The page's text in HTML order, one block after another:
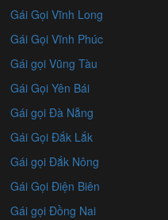
Gái Gọi Vĩnh Long
Gái Gọi Vĩnh Phúc
Gái gọi Vũng Tàu
Gái Gọi Yên Bái
Gái gọi Đà Nẵng
Gái Gọi Đắk Lắk
Gái gọi Đắk Nông
Gái Gọi Điện Biên
Gái gọi Đồng Nai